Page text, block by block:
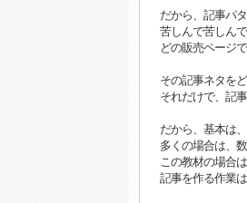
だから、記事パタ
苦しんで苦しん
どの販売ページで
その記事ネタをど
それだけで、記事
だから、基本は、
多くの場合は、数
この教材の場合
記事を作る作業は